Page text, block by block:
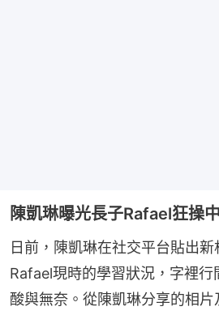
陳凱琳曝光長子Rafael狂操
日前，陳凱琳在社交平台貼出
Rafael現時的學習狀況，字裡行
酸與無奈。從陳凱琳分享的相